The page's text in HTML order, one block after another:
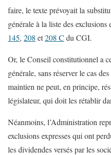
faire, le texte prévoyait la
générale à la liste des
145, 208 et208 C du CGI.
Or, le Conseil constitutionnel a
générale, sans réserver le cas
maintien ne peut, en principe,
législateur, qui doit les rétablir
Néanmoins, l’Administration
exclusions expresses qui ont
les dividendes versés par les